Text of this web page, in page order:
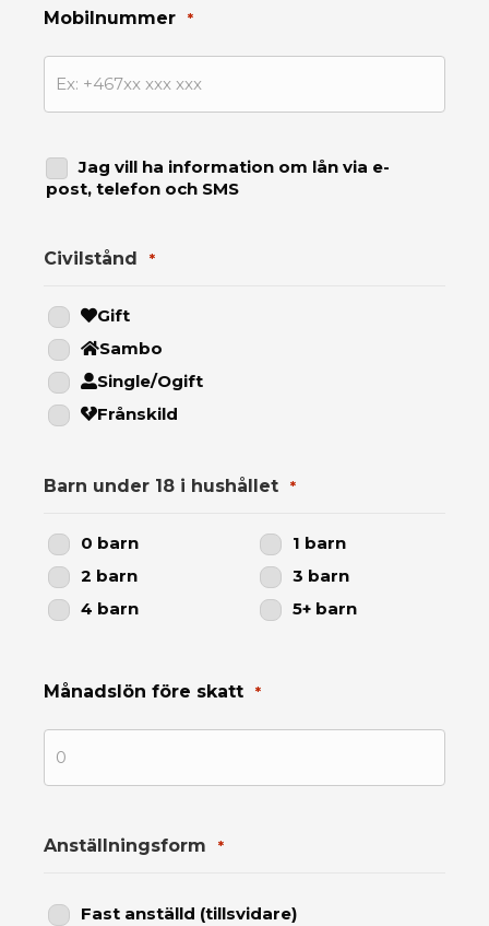
Mobilnummer *
information
om
lån
via
e-
post,
och
SMS
Jag vill ha information om lån via e-
post, telefon och SMS
Civilstånd *
Gift
Sambo
Single/Ogift
Frånskild
Barn under 18 i hushållet *
0 barn
1 barn
2 barn
3 barn
4 barn
5+ barn
Månadslön före skatt *
Anställningsform *
Fast anställd (tillsvidare)